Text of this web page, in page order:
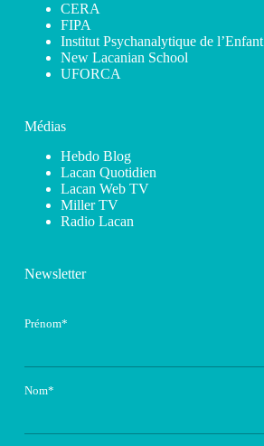
CERA
FIPA
Institut Psychanalytique de l’Enfant
New Lacanian School
UFORCA
Médias
Hebdo Blog
Lacan Quotidien
Lacan Web TV
Miller TV
Radio Lacan
Newsletter
Prénom*
Nom*